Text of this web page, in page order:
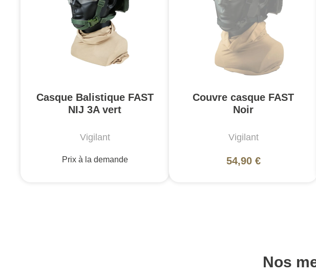
Casque Balistique FAST
NIJ 3A vert
Vigilant
Prix à la demande
Couvre casque FAST
Noir
Vigilant
54,90 €
Nos